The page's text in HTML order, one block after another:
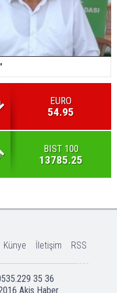
EURO
54.95
BIST 100
13785.25
Künye İletişim RSS
35 36
Akis Haber